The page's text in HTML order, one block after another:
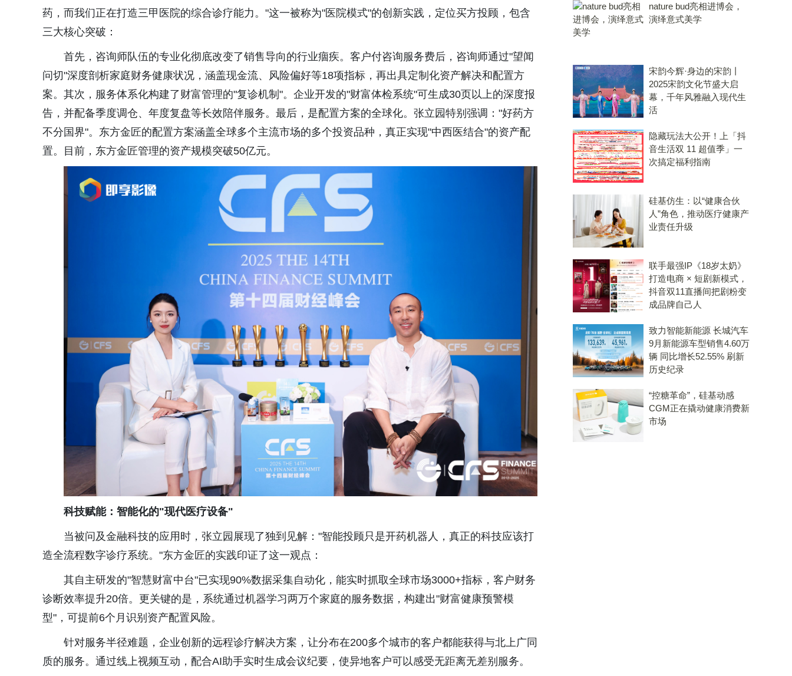
药，而我们正在打造三甲医院的综合诊疗能力。"这一被称为"医院模式"的创新实践，定位买方投顾，包含
三大核心突破：
首先，咨询师队伍的专业化彻底改变了销售导向的行业痼疾。客户付咨询服务费后，咨询师通过"望闻
问切"深度剖析家庭财务健康状况，涵盖现金流、风险偏好等18项指标，再出具定制化资产解决和配置方
案。其次，服务体系化构建了财富管理的"复诊机制"。企业开发的"财富体检系统"可生成30页以上的深度报
告，并配备季度调仓、年度复盘等长效陪伴服务。最后，是配置方案的全球化。张立园特别强调："好药方
不分国界"。东方金匠的配置方案涵盖全球多个主流市场的多个投资品种，真正实现"中西医结合"的资产配
置。目前，东方金匠管理的资产规模突破50亿元。
科技赋能：智能化的"现代医疗设备"
当被问及金融科技的应用时，张立园展现了独到见解："智能投顾只是开药机器人，真正的科技应该打
造全流程数字诊疗系统。"东方金匠的实践印证了这一观点：
其自主研发的"智慧财富中台"已实现90%数据采集自动化，能实时抓取全球市场3000+指标，客户财务
诊断效率提升20倍。更关键的是，系统通过机器学习两万个家庭的服务数据，构建出"财富健康预警模
型"，可提前6个月识别资产配置风险。
针对服务半径难题，企业创新的远程诊疗解决方案，让分布在200多个城市的客户都能获得与北上广同
质的服务。通过线上视频互动，配合AI助手实时生成会议纪要，使异地客户可以感受无距离无差别服务。
nature bud亮相进博会，
演绎意式美学
宋韵今辉·身边的宋韵丨
2025宋韵文化节盛大启
幕，千年风雅融入现代生
活
隐藏玩法大公开！上「抖
音生活双 11 超值季」一
次搞定福利指南
硅基仿生：以“健康合伙
人”角色，推动医疗健康产
业责任升级
联手最强IP《18岁太奶》
打造电商 × 短剧新模式，
抖音双11直播间把剧粉变
成品牌自己人
致力智能新能源 长城汽车
9月新能源车型销售4.60万
辆 同比增长52.55% 刷新
历史纪录
“控糖革命”，硅基动感
CGM正在撬动健康消费新
市场